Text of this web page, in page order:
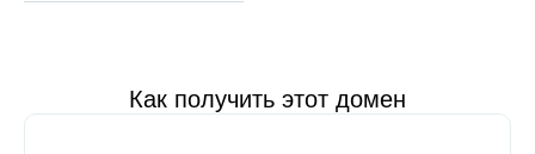
Как получить этот домен